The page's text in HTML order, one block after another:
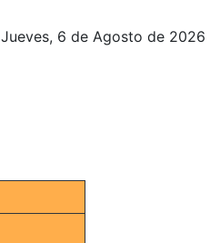
Jueves, 6 de Agosto de 2026